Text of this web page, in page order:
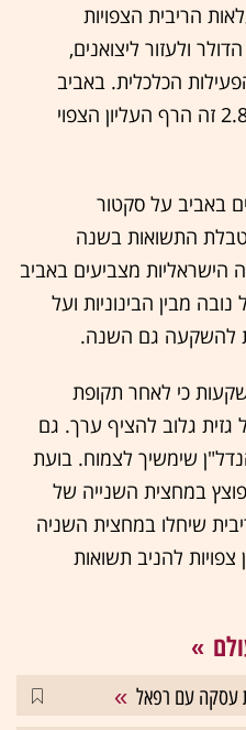
הריבית הצפויות
ולעזור ליצואנים,
הכלכלית. באביב
צופים שצמיחה בשיעור של 2.8% זה הרף העליון הצפוי
באביב על סקטור
טבלת התשואות בשנה
הישראליות מצביעים באביב
מבין הבינוניות ועל
להשקעה גם השנה.
כי לאחר תקופת
גלוב להציף ערך. גם
שימשיך לצמוח. בועת
במחצית השנייה של
הריבית שיחלו במחצית השניה
צפויות להניב תשואות
עסקה עם רפאל